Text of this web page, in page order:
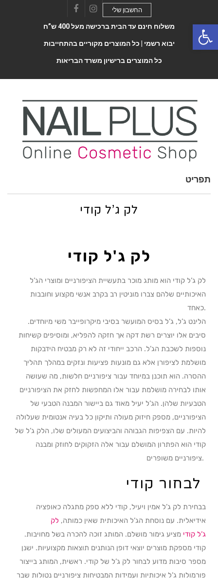
FacebookInstagram
החשבון שלי
משלוח חינם עד הבית ברכישה מעל 400 ש”ח
יבוא רשמי | כל המוצרים מקוריים בהתחייבות
כל המוצרים ברישיון משרד הבריאות
Toggle
תפריט
לק ג’ל קודי
לק ג'ל קודי
לק ג’ל קודי הוא מותג מוכר בתעשיית הציפורניים ומוצרי הג’ל
האיכותיים שלהם צברו מוניטין רב בקרב אנשי מקצוע וחובבות
כאחד.
הלינט ג’ל, ג’ל בסיס המועשר בסיבי מיקרופייבר משי מיוחדים.
סיבים אלו יוצרים רשת דקה אך חזקה להפליא, ומוסיפים קשיחות
נוספות לשכבת הג’ל. הרכב ייחודי זה לא רק מבטיח הידבקות
מושלמת לציפורן אלא גם מונעות פציעות ונזקים במהלך תהליך
ההסרה. הוא תוכנן במיוחד עבור ציפורניים חלשות, מה שעושה
אותו לבחירה מושלמת עבור אלו המחפשות לחזק את הציפורניים
הטבעיות שלהן. הג’ל יעיל מאוד גם ביישור המבנה הטבעי של
הציפורניים, מספק חיזוק מעולה ותיקון כל בעיה אנטומית שעלולה
להיות. עם הצפיפות הגבוהה והביצועים המעולים שלו, הלק ג’ל של
קודי הוא הפתרון המושלם עבור אלה הזקוקים לחוזק ומבנה
ציפורניים משופרים.
בבחירת לק ג’ל אמין ויעיל, קודי ללא ספק מתגלה כאופציה
אידיאלית. עם נוסחת הג’ל האיכותית שאין כמותה, לק
ג’ל קודי מציע גימור מושלם. המותג זוכה להכרה בשל מחויבות.
קודי מספקת מוצרים יוצאי דופן הנותנים תוצאות מקצועיות. ישנן
מספר סיבות מדוע לבחור לק ג’ל של קודי. ראשית, המותג בייצור
פורמולות ג’ל איכותיות ועמידות המבטיחות ציפורניים נטולות שבר